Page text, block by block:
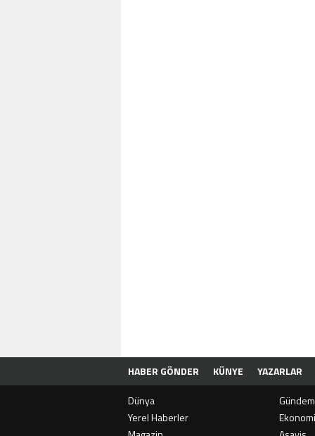
HABER GÖNDER KÜNYE YAZARLAR
Dünya
Gündem
Yerel Haberler
Ekonomi